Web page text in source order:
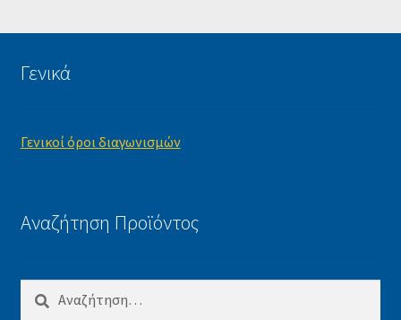
Γενικά
Γενικοί όροι διαγωνισμών
Αναζήτηση Προϊόντος
Αναζήτηση